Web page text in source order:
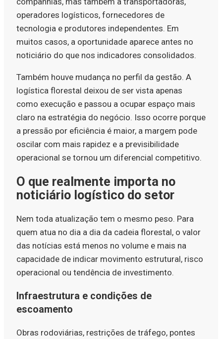
operadores logísticos, fornecedores de
tecnologia e produtores independentes. Em
muitos casos, a oportunidade aparece antes no
noticiário do que nos indicadores consolidados.
Também houve mudança no perfil da gestão. A
logística florestal deixou de ser vista apenas
como execução e passou a ocupar espaço mais
claro na estratégia do negócio. Isso ocorre porque
a pressão por eficiência é maior, a margem pode
oscilar com mais rapidez e a previsibilidade
operacional se tornou um diferencial competitivo.
O que realmente importa no
noticiário logístico do setor
Nem toda atualização tem o mesmo peso. Para
quem atua no dia a dia da cadeia florestal, o valor
das notícias está menos no volume e mais na
capacidade de indicar movimento estrutural, risco
operacional ou tendência de investimento.
Infraestrutura e condições de
escoamento
Obras rodoviárias, restrições de tráfego, pontes